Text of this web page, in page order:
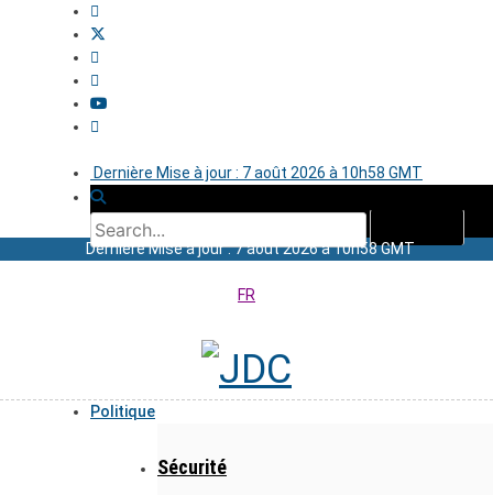
Dernière Mise à jour : 7 août 2026 à 10h58 GMT
Dernière Mise à jour : 7 août 2026 à 10h58 GMT
FR
Politique
Sécurité